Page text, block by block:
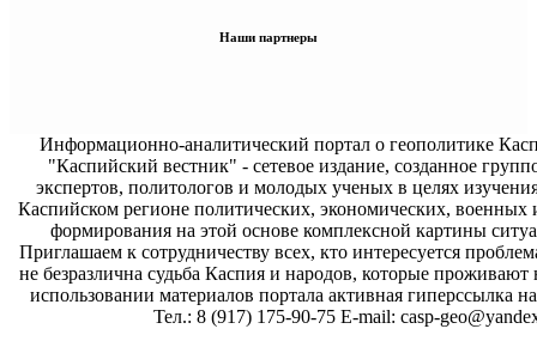
Наши партнеры
Информационно-аналитический портал о геополитике
"Каспийский вестник" - сетевое издание, созданное
экспертов, политологов и молодых ученых в целях
Каспийском регионе политических, экономических, военных
формирования на этой основе комплексной картины
Приглашаем к сотрудничеству всех, кто интересуется
не безразлична судьба Каспия и народов, которые проживают
использовании материалов портала активная гиперссылка на
Тел.: 8 (917) 175-90-75 E-mail: casp-